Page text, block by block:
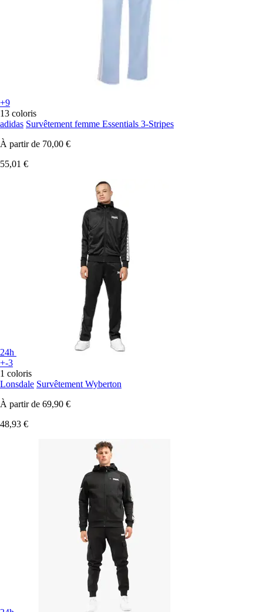
+9
13 coloris
adidas Survêtement femme Essentials 3-Stripes
À partir de 70,00 €
55,01 €
24h
+-3
1 coloris
Lonsdale Survêtement Wyberton
À partir de 69,90 €
48,93 €